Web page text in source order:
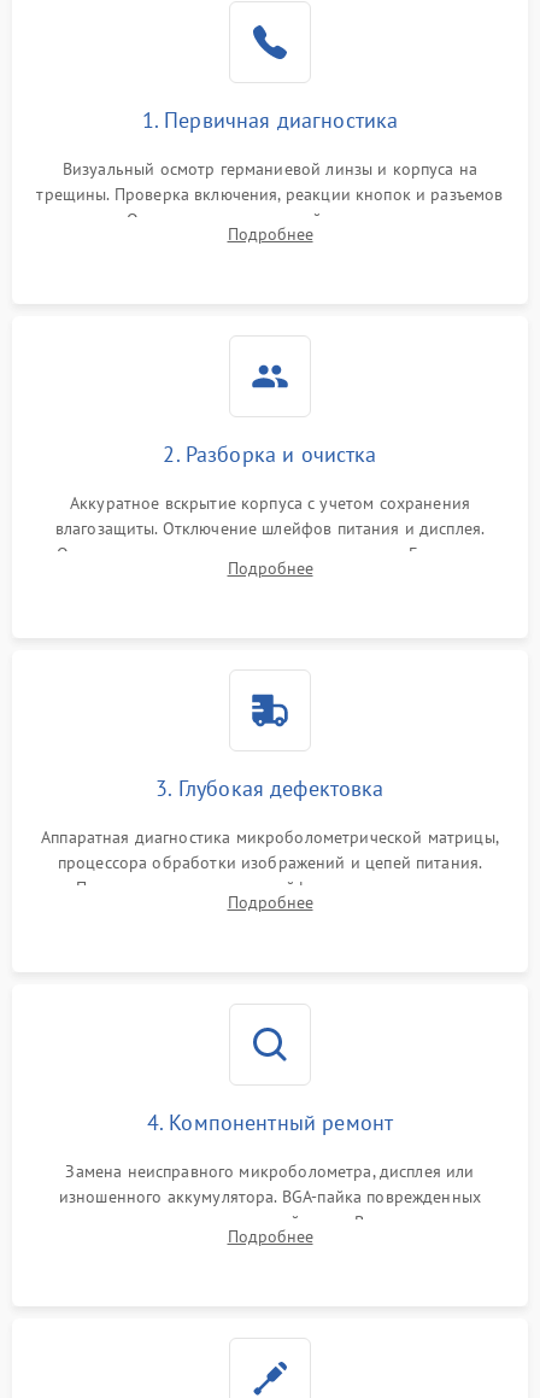
1. Первичная диагностика
Визуальный осмотр германиевой линзы и корпуса на
трещины. Проверка включения, реакции кнопок и разъемов
зарядки. Оценка вывода тепловой сигнатуры на экран,
проверка базовых функций и считывание системных
Подробнее
2. Разборка и очистка
Аккуратное вскрытие корпуса с учетом сохранения
влагозащиты. Отключение шлейфов питания и дисплея.
Очистка внутренних плат от окислов и пыли. Бережная
обработка германиевого объектива специализированными
Подробнее
3. Глубокая дефектовка
Аппаратная диагностика микроболометрической матрицы,
процессора обработки изображений и цепей питания.
Проверка целостности шлейфов, модуля памяти и
интерфейсов связи. Выявление сгоревших SMD-компонентов
Подробнее
4. Компонентный ремонт
Замена неисправного микроболометра, дисплея или
изношенного аккумулятора. BGA-пайка поврежденных
контроллеров на материнской плате. Восстановление
разъемов и кнопок, замена поврежденных элементов
Подробнее